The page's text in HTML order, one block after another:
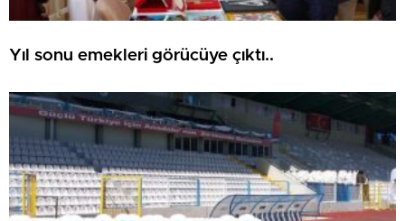
Yıl sonu emekleri görücüye çıktı..